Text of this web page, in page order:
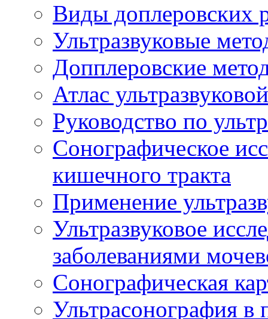
Виды доплеровских
Ультразвуковые
Допплеровские
Атлас
Руководство по
Сонографическое
кишечного тракта
Применение
Ультразвуковое
заболеваниями
Сонографическая
Ультрасонография в